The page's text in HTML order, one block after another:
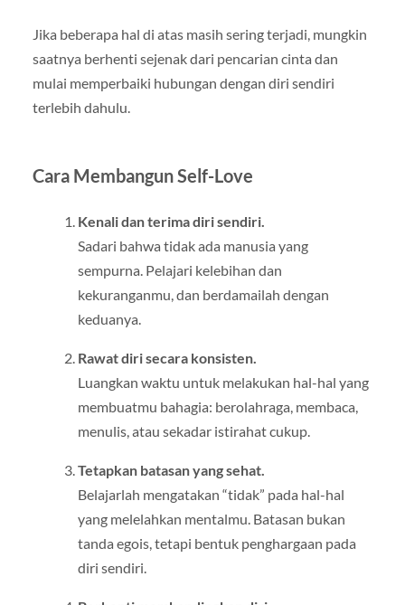
Jika beberapa hal di atas masih sering terjadi, mungkin
saatnya berhenti sejenak dari pencarian cinta dan
mulai memperbaiki hubungan dengan diri sendiri
terlebih dahulu.
Cara Membangun Self-Love
Kenali dan terima diri sendiri.
Sadari bahwa tidak ada manusia yang
sempurna. Pelajari kelebihan dan
kekuranganmu, dan berdamailah dengan
keduanya.
Rawat diri secara konsisten.
Luangkan waktu untuk melakukan hal-hal yang
membuatmu bahagia: berolahraga, membaca,
menulis, atau sekadar istirahat cukup.
Tetapkan batasan yang sehat.
Belajarlah mengatakan “tidak” pada hal-hal
yang melelahkan mentalmu. Batasan bukan
tanda egois, tetapi bentuk penghargaan pada
diri sendiri.